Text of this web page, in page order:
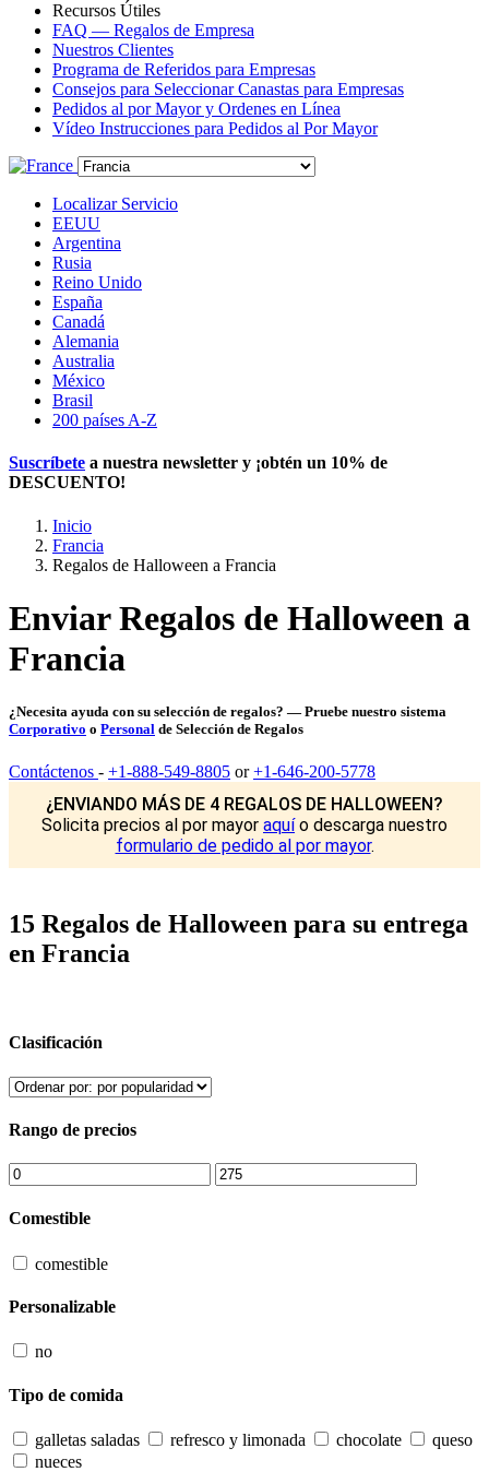
Recursos Útiles
FAQ — Regalos de Empresa
Nuestros Clientes
Programa de Referidos para Empresas
Consejos para Seleccionar Canastas para Empresas
Pedidos al por Mayor y Ordenes en Línea
Vídeo Instrucciones para Pedidos al Por Mayor
Localizar Servicio
EEUU
Argentina
Rusia
Reino Unido
España
Canadá
Alemania
Australia
México
Brasil
200 países A-Z
Suscríbete a nuestra newsletter y ¡obtén un 10% de
DESCUENTO!
Inicio
Francia
Regalos de Halloween a Francia
Enviar Regalos de Halloween a
Francia
¿Necesita ayuda con su selección de regalos? — Pruebe nuestro sistema
Corporativo o Personal de Selección de Regalos
Contáctenos - +1-888-549-8805 or+1-646-200-5778
¿ENVIANDO MÁS DE 4 REGALOS DE HALLOWEEN?
Solicita precios al por mayor aquío descarga nuestro
formulario de pedido al por mayor.
15 Regalos de Halloween para su entrega
en Francia
Clasificación
Rango de precios
Comestible
comestible
Personalizable
no
Tipo de comida
galletas saladas refresco y limonada chocolate
queso
nueces